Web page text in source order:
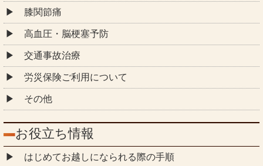
膝関節痛
高血圧・脳梗塞予防
交通事故治療
労災保険ご利用について
その他
お役立ち情報
はじめてお越しになられる際の手順